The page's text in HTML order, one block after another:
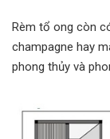
Rèm tổ ong còn
champagne hay
phong thủy và